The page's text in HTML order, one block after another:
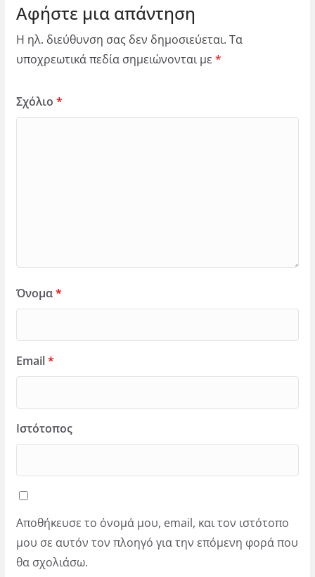
Αφήστε μια απάντηση
Η ηλ. διεύθυνση σας δεν δημοσιεύεται. Τα
υποχρεωτικά πεδία σημειώνονται με *
Σχόλιο *
Όνομα*
Email*
Ιστότοπος
Αποθήκευσε το όνομά μου, email, και τον ιστότοπο
μου σε αυτόν τον πλοηγό για την επόμενη φορά που
θα σχολιάσω.